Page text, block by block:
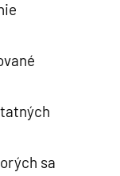
sa